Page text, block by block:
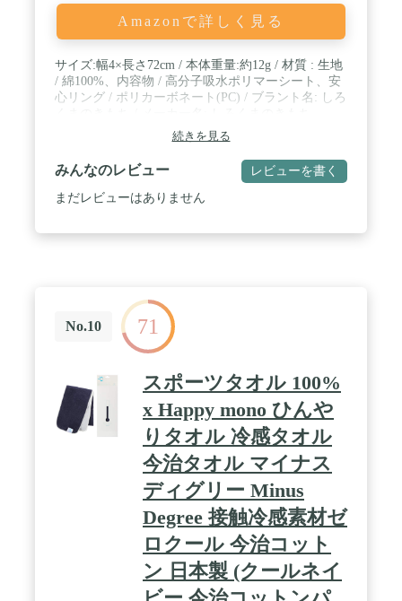
Amazonで詳しく見る
サイズ:幅4×長さ72cm / 本体重量:約12g / 材質 : 生地
/ 綿100%、内容物 / 高分子吸水ポリマーシート、安
心リング / ポリカーボネート(PC) / ブラント名: しろ
続きを見る
みんなのレビュー レビューを書く
まだレビューはありません
No.10 71
スポーツタオル 100%
x Happy mono ひんや
りタオル 冷感タオル
今治タオル マイナス
ディグリー Minus
Degree 接触冷感素材ゼ
ロクール 今治コット
ン 日本製 (クールネイ